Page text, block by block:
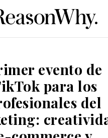
evento de
para los
del